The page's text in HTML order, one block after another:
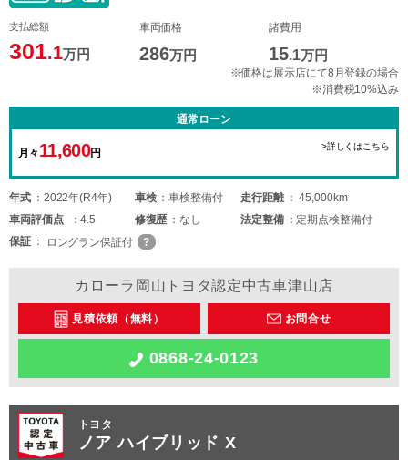
支払総額
301.1万円
車両価格
286万円
諸費用
15.1万円
※価格は展示店にて8月登録の場合
※消費税10%込み
通常ローン
月々 11,600円
>詳しくはこちら
年式 2022年(R4年) 車検 車検整備付 走行距離
45,000km
車両評価点 4.5 修復歴 なし 法定整備
定期点検整備付
保証
ロングラン保証付
カローラ岡山トヨタ認定中古車津山店
見積依頼（無料） お問合せ
0868-24-0123
トヨタ
ノア ハイブリッド X